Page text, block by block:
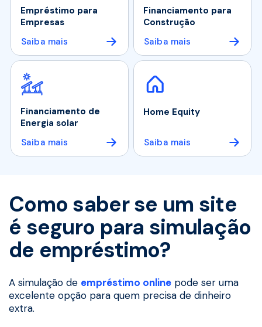
Empréstimo para
Empresas
Saiba mais
Financiamento para
Construção
Saiba mais
Financiamento de
Energia solar
Saiba mais
Home Equity
Saiba mais
Como saber se um site
é seguro para simulação
de empréstimo?
A simulação de empréstimo online pode ser uma
excelente opção para quem precisa de dinheiro
extra.